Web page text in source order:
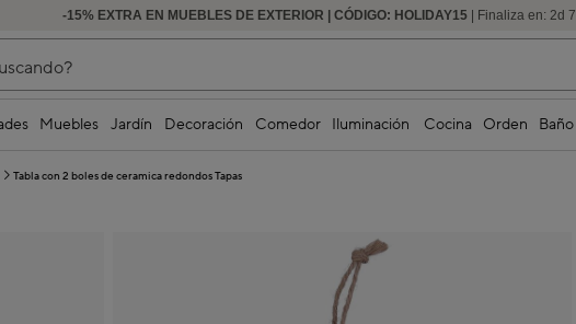
-15% EXTRA EN MUEBLES DE EXTERIOR | CÓDIGO: HOLIDAY15 | Finaliza en: 2d 7
HASTA -60% DE DESCUENTO | SEGUNDAS REBAJAS
Muebles Jardín Decoración Comedor Iluminación Cocina Orden Baño
Tabla con 2 boles de ceramica redondos Tapas